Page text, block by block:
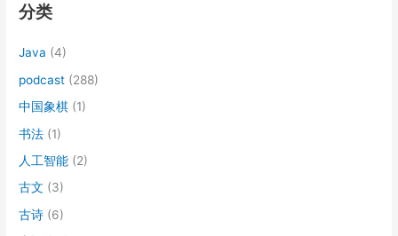
分类
Java (4)
podcast (288)
中国象棋 (1)
书法 (1)
人工智能 (2)
古文 (3)
古诗 (6)